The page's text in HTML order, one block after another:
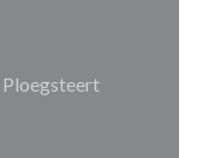
((otevře se